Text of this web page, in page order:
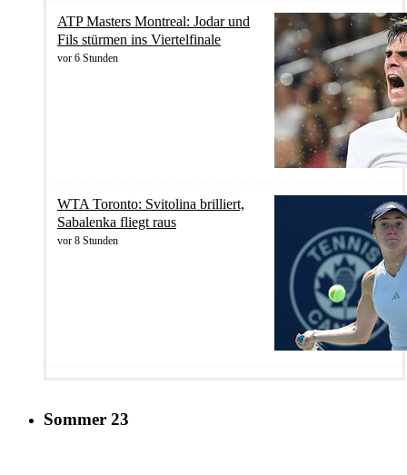
ATP Masters Montreal: Jodar und
Fils stürmen ins Viertelfinale
vor 6 Stunden
WTA Toronto: Svitolina brilliert,
Sabalenka fliegt raus
vor 8 Stunden
Sommer 23